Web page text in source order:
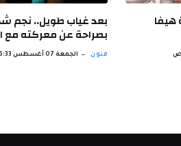
هيفا بعد غياب طويل.. نجم
بصراحة عن معركته مع
فنون الجمعة 07 أغسطس 6:33 ص